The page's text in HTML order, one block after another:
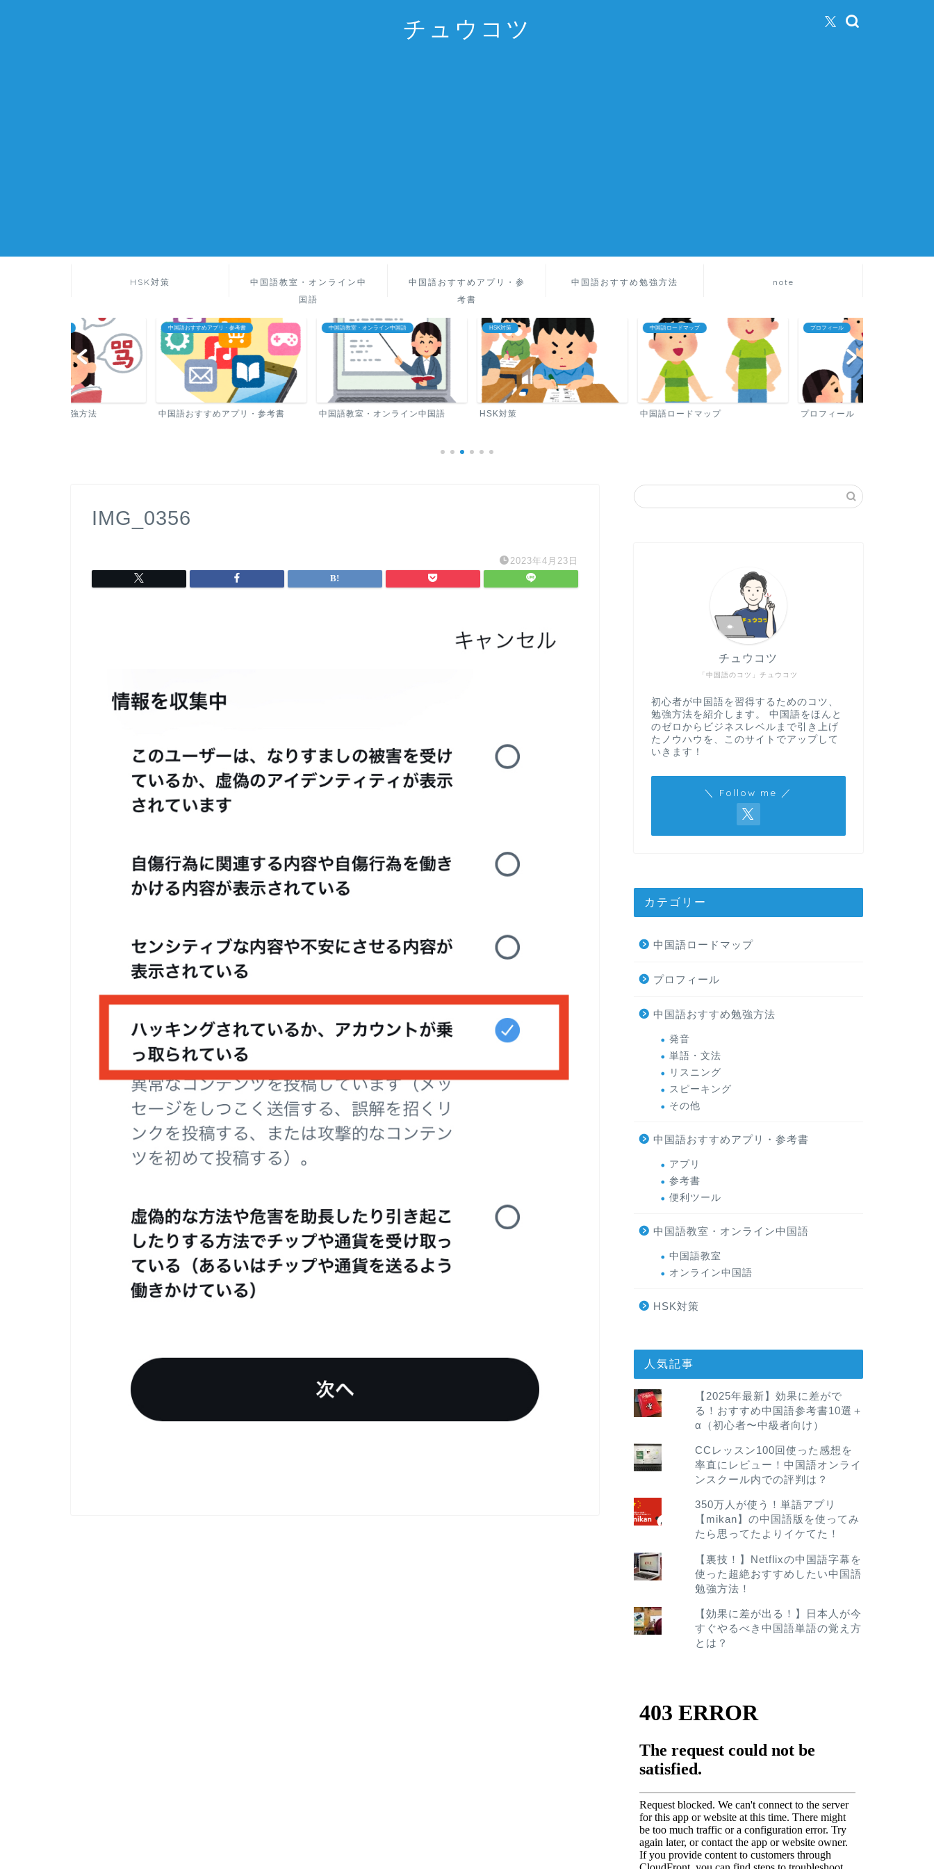
チュウコツ
HSK対策
中国語教室・オンライン中
国語
中国語おすすめアプリ・参
考書
中国語おすすめ勉強方法 note
中国語おすすめアプリ・参考書
中国語おすすめアプリ・参考書
中国語教室・オンライン中国語
中国語教室・オンライン中国語
HSK対策
HSK対策
中国語ロードマップ プロフィール
プロフィール
IMG_0356
2023年4月23日
「中国語のコツ」チュウコツ
チュウコツ
初心者が中国語を習得するためのコツ、
勉強方法を紹介します。 中国語をほんと
のゼロからビジネスレベルまで引き上げ
たノウハウを、このサイトでアップして
いきます！
＼ Follow me ／
カテゴリー
中国語ロードマップ
プロフィール
中国語おすすめ勉強方法
発音
単語・文法
リスニング
スピーキング
その他
中国語おすすめアプリ・参考書
アプリ
参考書
便利ツール
中国語教室・オンライン中国語
中国語教室
オンライン中国語
HSK対策
人気記事
【2025年最新】効果に差がで
る！おすすめ中国語参考書10選＋
α（初心者〜中級者向け）
CCレッスン100回使った感想を
率直にレビュー！中国語オンライ
ンスクール内での評判は？
350万人が使う！単語アプリ
【mikan】の中国語版を使ってみ
たら思ってたよりイケてた！
【裏技！】Netflixの中国語字幕を
使った超絶おすすめしたい中国語
勉強方法！
【効果に差が出る！】日本人が今
すぐやるべき中国語単語の覚え方
とは？